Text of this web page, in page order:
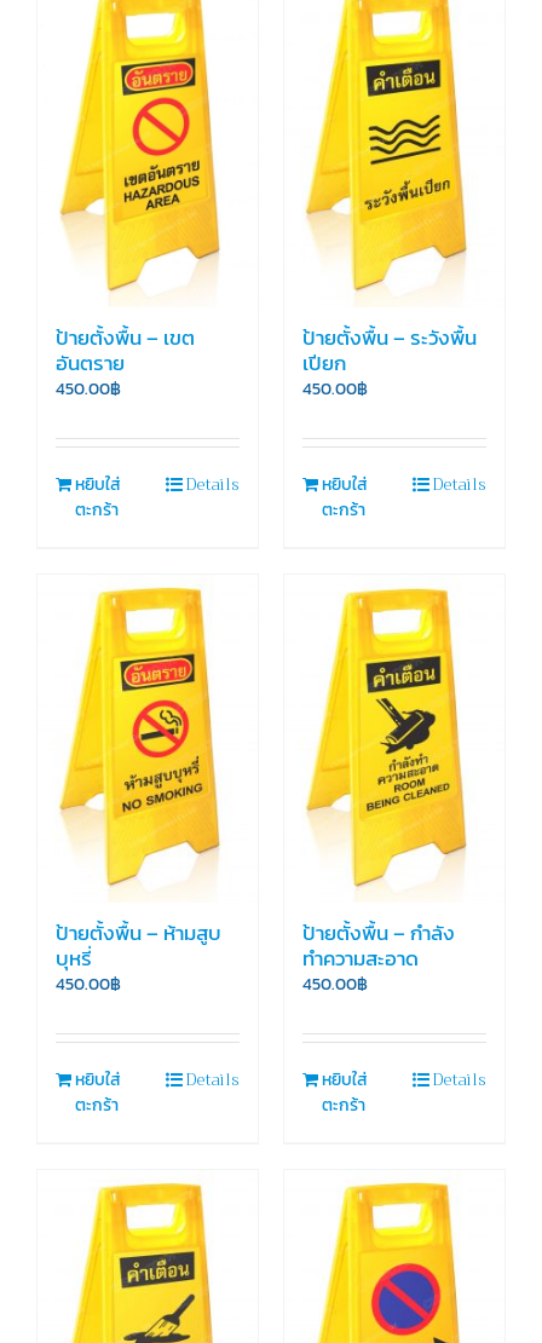
ป้ายตั้งพื้น – เขต
อันตราย
450.00฿
หยิบใส่
ตะกร้า
Details
ป้ายตั้งพื้น – ระวังพื้น
เปียก
450.00฿
หยิบใส่
ตะกร้า
Details
ป้ายตั้งพื้น – ห้ามสูบ
บุหรี่
450.00฿
หยิบใส่
ตะกร้า
Details
ป้ายตั้งพื้น – กำลัง
ทำความสะอาด
450.00฿
หยิบใส่
ตะกร้า
Details